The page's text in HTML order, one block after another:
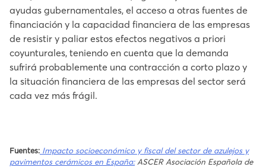
ayudas gubernamentales, el acceso a otras fuentes de
financiación y la capacidad financiera de las empresas
de resistir y paliar estos efectos negativos a priori
coyunturales, teniendo en cuenta que la demanda
sufrirá probablemente una contracción a corto plazo y
la situación financiera de las empresas del sector será
cada vez más frágil.
Fuentes: Impacto socioeconómico y fiscal del sector de azulejos y
pavimentos cerámicos en España:ASCER Asociación Española de